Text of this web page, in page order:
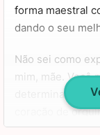
forma maestral
dando o seu
Não sei como
mim, mãe. Você
determinado e
coração de